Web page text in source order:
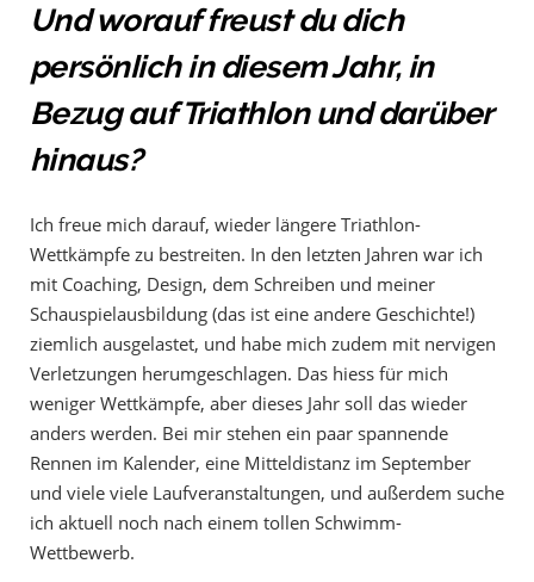
Und worauf freust du dich
persönlich in diesem Jahr, in
Bezug auf Triathlon und darüber
hinaus?
Ich freue mich darauf, wieder längere Triathlon-
Wettkämpfe zu bestreiten. In den letzten Jahren war ich
mit Coaching, Design, dem Schreiben und meiner
Schauspielausbildung (das ist eine andere Geschichte!)
ziemlich ausgelastet, und habe mich zudem mit nervigen
Verletzungen herumgeschlagen. Das hiess für mich
weniger Wettkämpfe, aber dieses Jahr soll das wieder
anders werden. Bei mir stehen ein paar spannende
Rennen im Kalender, eine Mitteldistanz im September
und viele viele Laufveranstaltungen, und außerdem suche
ich aktuell noch nach einem tollen Schwimm-
Wettbewerb.